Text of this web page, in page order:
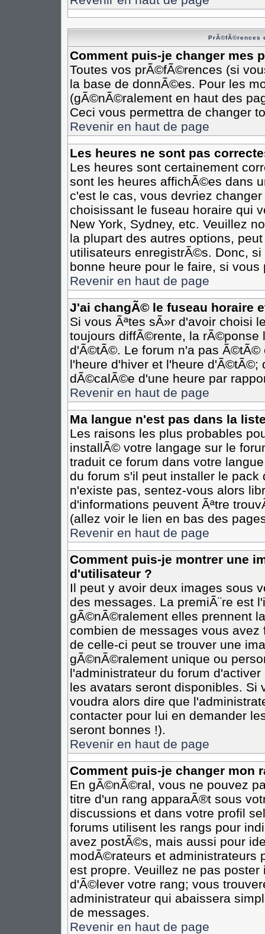
PrÃ©fÃ©rences
Comment puis-je changer mes
Toutes vos prÃ©fÃ©rences (si
la base de donnÃ©es. Pour les
(gÃ©nÃ©ralement en haut des
Ceci vous permettra de changer
Revenir en haut de page
Les heures ne sont pas
Les heures sont certainement
sont les heures affichÃ©es dans
c'est le cas, vous devriez
choisissant le fuseau horaire qui
New York, Sydney, etc. Veuillez
la plupart des autres options,
utilisateurs enregistrÃ©s. Donc,
bonne heure pour le faire, si
Revenir en haut de page
J'ai changÃ© le fuseau horaire
Si vous Ãªtes sÃ»r d'avoir choisi
toujours diffÃ©rente, la
d'Ã©tÃ©. Le forum n'a pas Ã©tÃ©
l'heure d'hiver et l'heure
dÃ©calÃ©e d'une heure par
Revenir en haut de page
Ma langue n'est pas dans la
Les raisons les plus probables
installÃ© votre langage sur le
traduit ce forum dans votre
du forum s'il peut installer le
n'existe pas, sentez-vous alors
d'informations peuvent Ãªtre
(allez voir le lien en bas des
Revenir en haut de page
Comment puis-je montrer une
d'utilisateur ?
Il peut y avoir deux images sous
des messages. La premiÃ¨re est
gÃ©nÃ©ralement elles prennent
combien de messages vous
de celle-ci peut se trouver une
gÃ©nÃ©ralement unique ou
l'administrateur du forum
les avatars seront disponibles. Si
voudra alors dire que
contacter pour lui en demander
seront bonnes !).
Revenir en haut de page
Comment puis-je changer mon
En gÃ©nÃ©ral, vous ne pouvez
titre d'un rang apparaÃ®t sous
discussions et dans votre profil
forums utilisent les rangs pour
avez postÃ©s, mais aussi pour
modÃ©rateurs et administrateurs
est propre. Veuillez ne pas
d'Ã©lever votre rang; vous
administrateur qui abaissera
de messages.
Revenir en haut de page